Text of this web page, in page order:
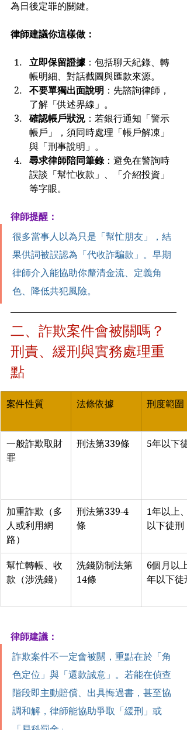
為日後定罪的關鍵。
律師建議你這樣做：
立即保留證據：包括聊天紀錄、轉
帳明細、對話截圖與匯款來源。
不要單獨出面說明 ：先諮詢律師，
了解「供述界線」。
確認帳戶狀況 ：若銀行通知「警示
帳戶」，須同時處理「帳戶解凍」
與「刑事說明」。
尋求律師陪同筆錄：避免在警詢時
誤談「幫忙收款」、「介紹投資」
等字眼。
律師提醒：
很多當事人以為只是「幫忙朋友」，結
果供詞被誤認為「代收詐騙款」。早期
律師介入能協助你釐清金流、定義角
色、降低共犯風險。
二、詐欺案件會被關嗎？
刑責、緩刑與實務處理重
點
案件性質 法條依據 刑度範圍
一般詐欺取財
罪
刑法第339條 5年以下徒
加重詐欺（多
人或利用網
路）
刑法第339-4
條
1年以上
以下徒刑
幫忙轉帳、收
款（涉洗錢）
洗錢防制法第
14條
6個月以
年以下徒
律師建議：
詐欺案件不一定會被關，重點在於「角
色定位」與「還款誠意」。若能在偵查
階段即主動賠償、出具悔過書，甚至協
調和解，律師能協助爭取「緩刑」或